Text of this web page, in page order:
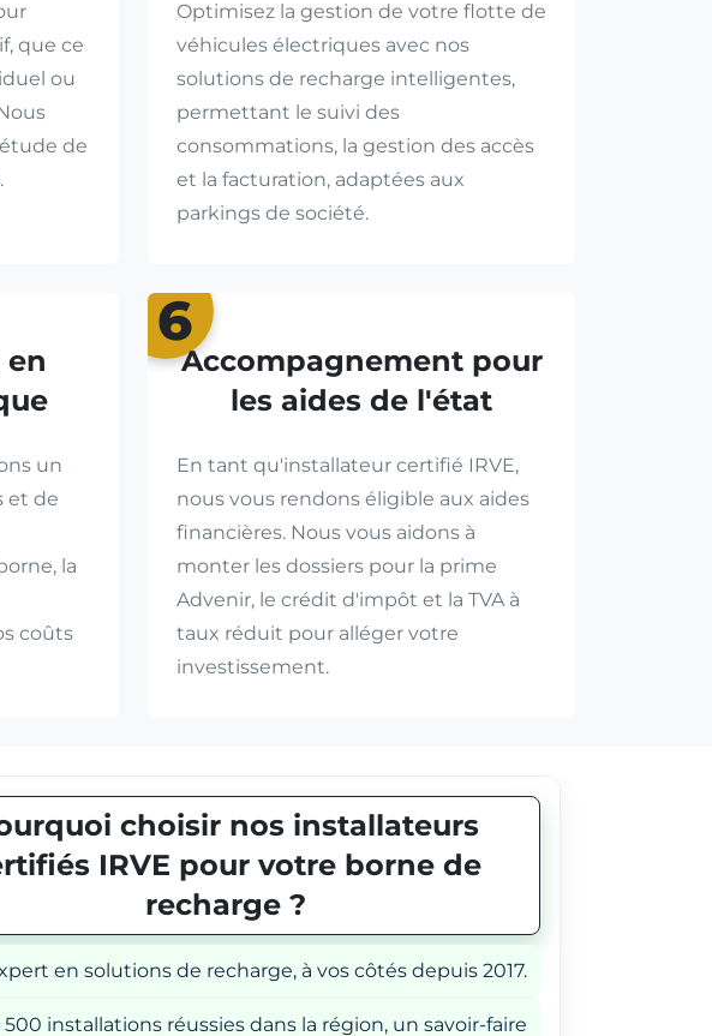
que ce
ou
de
Optimisez la gestion de votre flotte de
véhicules électriques avec nos
solutions de recharge intelligentes,
permettant le suivi des
consommations, la gestion des accès
et la facturation, adaptées aux
parkings de société.
un
et de
la
coûts
6
Accompagnement pour
les aides de l'état
En tant qu'installateur certifié IRVE,
nous vous rendons éligible aux aides
financières. Nous vous aidons à
monter les dossiers pour la prime
Advenir, le crédit d'impôt et la TVA à
taux réduit pour alléger votre
investissement.
choisir nos installateurs
IRVE pour votre borne de
recharge ?
en solutions de recharge, à vos côtés depuis 2017.
500 installations réussies dans la région, un savoir-faire